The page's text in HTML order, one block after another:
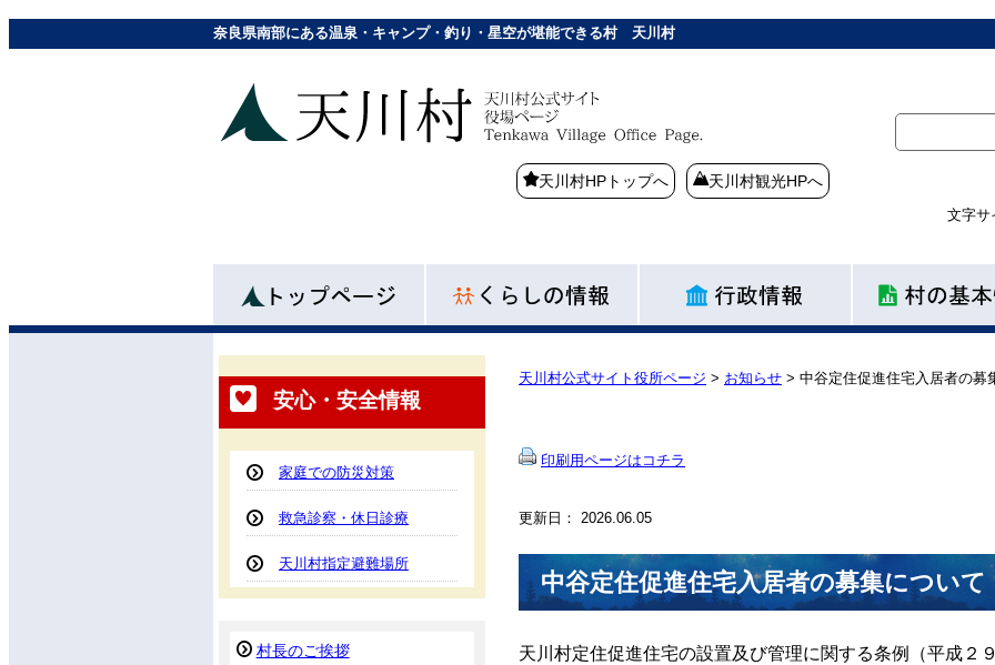
奈良県南部にある温泉・キャンプ・釣り・星空が堪能できる村 天川村
天川村観光HPへ
天川村HPトップへ
文字サ
安心・安全情報
家庭での防災対策
救急診察・休日診療
天川村指定避難場所
村長のご挨拶
天川村公式サイト役所ページ > お知らせ > 中谷定住促進住宅入居者の募
印刷用ページはコチラ
更新日： 2026.06.05
中谷定住促進住宅入居者の募集について
天川村定住促進住宅の設置及び管理に関する条例（平成２